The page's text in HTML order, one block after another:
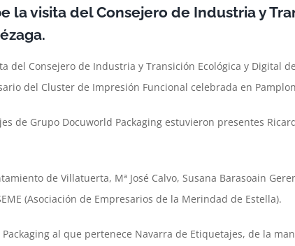
la visita del Consejero de Industria y
del Consejero de Industria y Transición Ecológica y Digital
del Cluster de Impresión Funcional celebrada en
de Grupo Docuworld Packaging estuvieron presentes
de Villatuerta, Mª José Calvo, Susana Barasoain
(Asociación de Empresarios de la Merindad de Estella).
al que pertenece Navarra de Etiquetajes, de la